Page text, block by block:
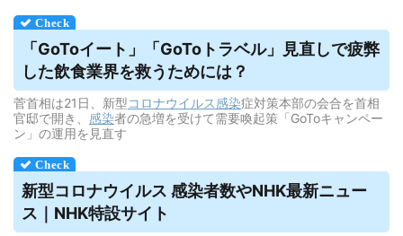
「GoToイート」「GoToトラベル」見直しで疲弊
した飲食業界を救うためには？
菅首相は21日、新型コロナウイルス感染症対策本部の会合を首相
官邸で開き、 感染者の急増を受けて需要喚起策「GoToキャンペー
ン」の運用を見直す
新型コロナウイルス 感染者数やNHK最新ニュー
ス｜NHK特設サイト